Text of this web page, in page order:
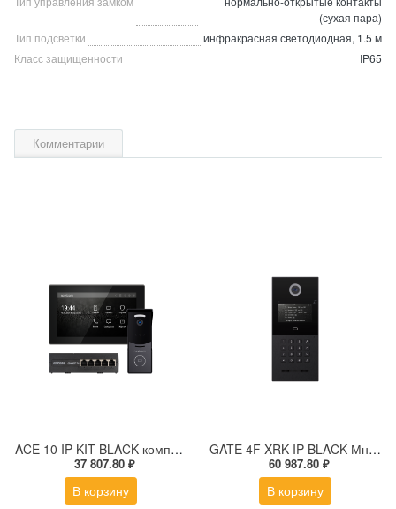
(сухая пара)
Тип подсветки
инфракрасная светодиодная, 1.5 м
Класс защищенности
IP65
Комментарии
ACE 10 IP KIT BLACK комплект из IP-видеодомофона, IP-вызывной панели и PoE-коммутатора
37 807.80 ₽
В корзину
GATE 4F XRK IP BLACK Многоабонентская IP вызывная панель с дисплеем и СКУД
60 987.80 ₽
В корзину